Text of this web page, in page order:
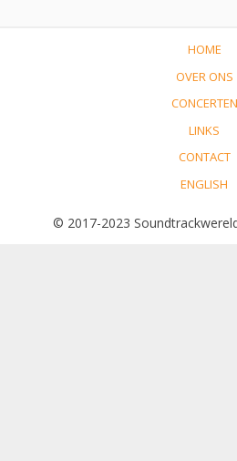
HOME
OVER ONS
CONCERTEN
LINKS
CONTACT
ENGLISH
© 2017-2023